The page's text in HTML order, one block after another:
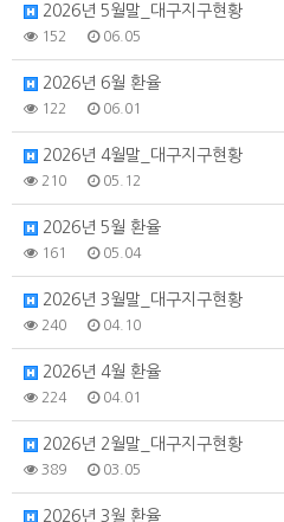
2026년 5월말_대구지구현황
152 06.05
2026년 6월 환율
122 06.01
2026년 4월말_대구지구현황
210 05.12
2026년 5월 환율
161 05.04
2026년 3월말_대구지구현황
240 04.10
2026년 4월 환율
224 04.01
2026년 2월말_대구지구현황
389 03.05
2026년 3월 환율